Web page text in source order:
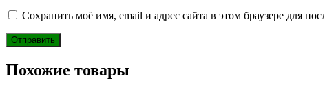
Сохранить моё имя, email и адрес сайта в этом браузере для
Похожие товары